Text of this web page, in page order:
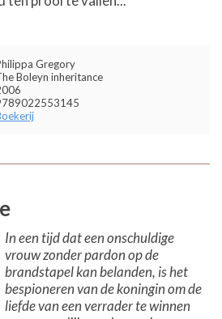
Gregory
Boleyn inheritance
In een tijd dat een onschuldige
vrouw zonder pardon op de
brandstapel kan belanden, is het
bespioneren van de koningin om de
liefde van een verrader te winnen